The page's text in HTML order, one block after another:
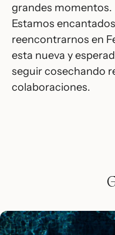
grandes momentos.
Estamos
reencontrarnos en
esta nueva y
seguir cosechando
colaboraciones.